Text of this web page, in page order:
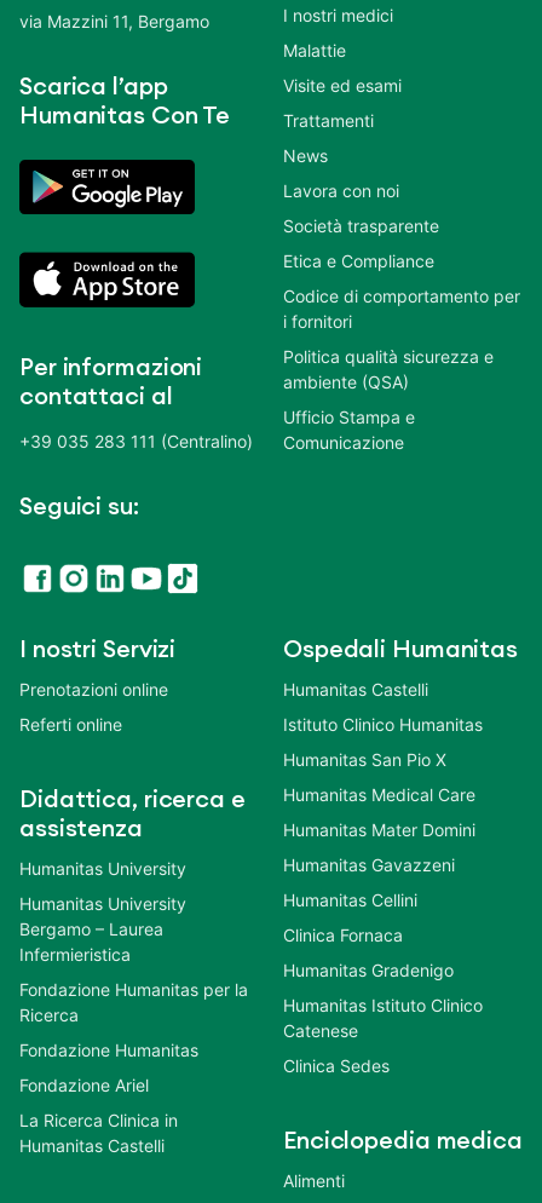
via Mazzini 11, Bergamo
Scarica l’app
Humanitas Con Te
Per informazioni
contattaci al
+39 035 283 111 (Centralino)
Seguici su:
I nostri medici
Malattie
Visite ed esami
Trattamenti
News
Lavora con noi
Società trasparente
Etica e Compliance
Codice di comportamento per
i fornitori
Politica qualità sicurezza e
ambiente (QSA)
Ufficio Stampa e
Comunicazione
I nostri Servizi
Prenotazioni online
Referti online
Didattica, ricerca e
assistenza
Humanitas University
Humanitas University
Bergamo – Laurea
Infermieristica
Fondazione Humanitas per la
Ricerca
Fondazione Humanitas
Fondazione Ariel
La Ricerca Clinica in
Humanitas Castelli
Ospedali Humanitas
Humanitas Castelli
Istituto Clinico Humanitas
Humanitas San Pio X
Humanitas Medical Care
Humanitas Mater Domini
Humanitas Gavazzeni
Humanitas Cellini
Clinica Fornaca
Humanitas Gradenigo
Humanitas Istituto Clinico
Catenese
Clinica Sedes
Enciclopedia medica
Alimenti